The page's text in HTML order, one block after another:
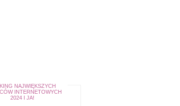
NAJWIĘKSZYCH
INTERNETOWYCH
2024 I JA!